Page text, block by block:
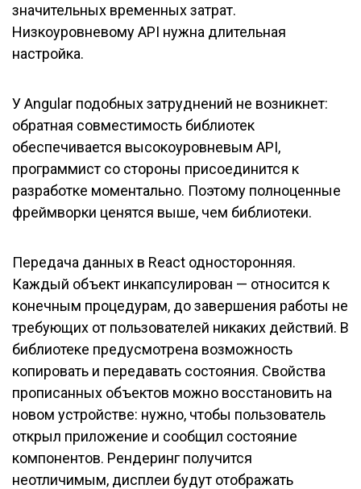
значительных временных затрат.
Низкоуровневому API нужна длительная
настройка.
У Angular подобных затруднений не возникнет:
обратная совместимость библиотек
обеспечивается высокоуровневым API,
программист со стороны присоединится к
разработке моментально. Поэтому полноценные
фреймворки ценятся выше, чем библиотеки.
Передача данных в React односторонняя.
Каждый объект инкапсулирован — относится к
конечным процедурам, до завершения работы не
требующих от пользователей никаких действий. В
библиотеке предусмотрена возможность
копировать и передавать состояния. Свойства
прописанных объектов можно восстановить на
новом устройстве: нужно, чтобы пользователь
открыл приложение и сообщил состояние
компонентов. Рендеринг получится
неотличимым, дисплеи будут отображать